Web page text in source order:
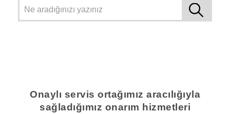
Onaylı servis ortağımız aracılığıyla
sağladığımız onarım hizmetleri